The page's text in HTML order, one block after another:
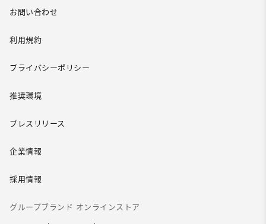
お問い合わせ
利用規約
プライバシーポリシー
推奨環境
プレスリリース
企業情報
採用情報
グループブランド オンラインストア